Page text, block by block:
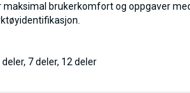
brukerkomfort og oppgaver
7 deler, 12 deler